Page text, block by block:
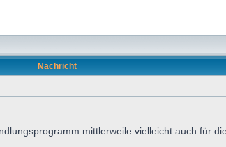
Nachricht
mittlerweile vielleicht auch für